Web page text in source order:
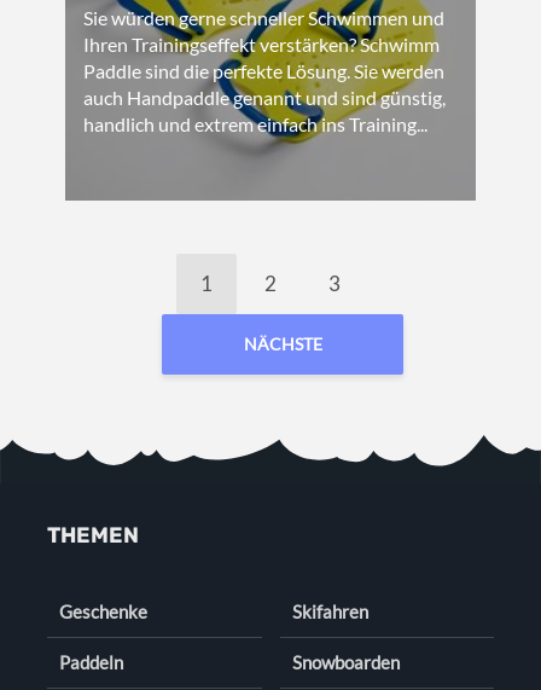
Sie würden gerne schneller Schwimmen und
Ihren Trainingseffekt verstärken? Schwimm
Paddle sind die perfekte Lösung. Sie werden
auch Handpaddle genannt und sind günstig,
handlich und extrem einfach ins Training...
1 2 3
NÄCHSTE
THEMEN
Geschenke
Paddeln
Skifahren
Snowboarden